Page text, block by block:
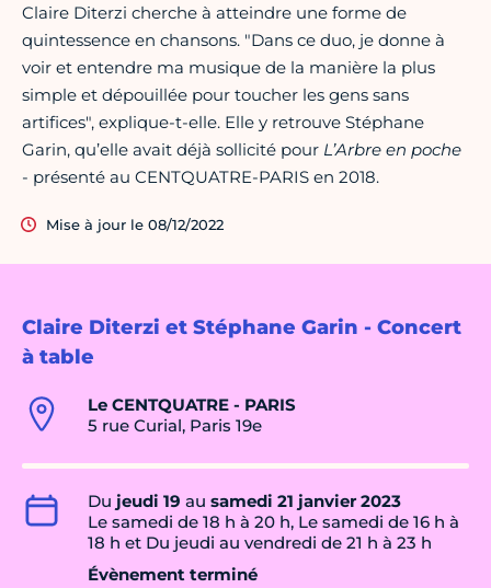
Claire Diterzi et Stéphane Garin - Concert
à table
Le CENTQUATRE - PARIS
5 rue Curial, Paris 19e
Du jeudi 19 au samedi 21 janvier 2023
Le samedi de 18 h à 20 h, Le samedi de 16 h à
18 h et Du jeudi au vendredi de 21 h à 23 h
Évènement terminé
Claire Diterzi cherche à atteindre une forme de
quintessence en chansons. "Dans ce duo, je donne à
voir et entendre ma musique de la manière la plus
simple et dépouillée pour toucher les gens sans
artifices", explique-t-elle. Elle y retrouve Stéphane
Garin, qu’elle avait déjà sollicité pour L’Arbre en poche
- présenté au CENTQUATRE-PARIS en 2018.
Mise à jour le 08/12/2022